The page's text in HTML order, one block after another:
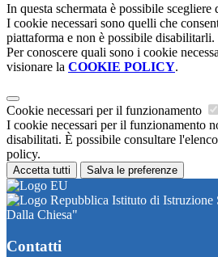
In questa schermata è possibile
I cookie necessari sono quelli che
piattaforma e non è possibile disabilitarli.
Per conoscere quali sono i cookie
visionare la COOKIE POLICY.
Cookie necessari per il funzionamento
I cookie necessari per il funzionamento
disabilitati. È possibile consultare
policy.
Accetta tutti Salva le preferenze
Istituto di
Dalla Chiesa"
Contatti